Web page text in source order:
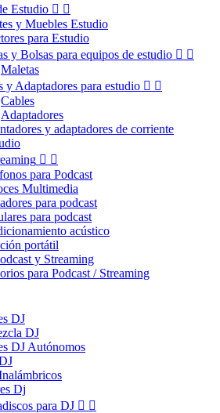
Estudio  
y Muebles Estudio
para Estudio
y Bolsas para equipos de estudio  
Maletas
y Adaptadores para estudio  
Cables
Adaptadores
y adaptadores de corriente
 
para Podcast
Multimedia
para podcast
para podcast
acústico
portátil
y Streaming
para Podcast / Streaming
DJ
DJ
DJ Autónomos
Dj
para DJ  